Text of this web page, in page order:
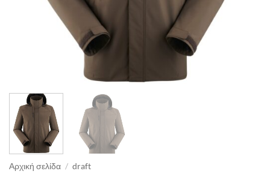
Αρχική σελίδα / draft